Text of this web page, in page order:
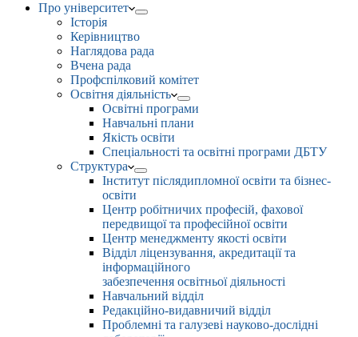
Про університет
Історія
Керівництво
Наглядова рада
Вчена рада
Профспілковий комітет
Освітня діяльність
Освітні програми
Навчальні плани
Якість освіти
Спеціальності та освітні програми ДБТУ
Структура
Інститут післядипломної освіти та бізнес-
освіти
Центр робітничих професій, фахової
передвищої та професійної освіти
Центр менеджменту якості освіти
Відділ ліцензування, акредитації та
інформаційного
забезпечення освітньої діяльності
Навчальний відділ
Редакційно-видавничий відділ
Проблемні та галузеві науково-дослідні